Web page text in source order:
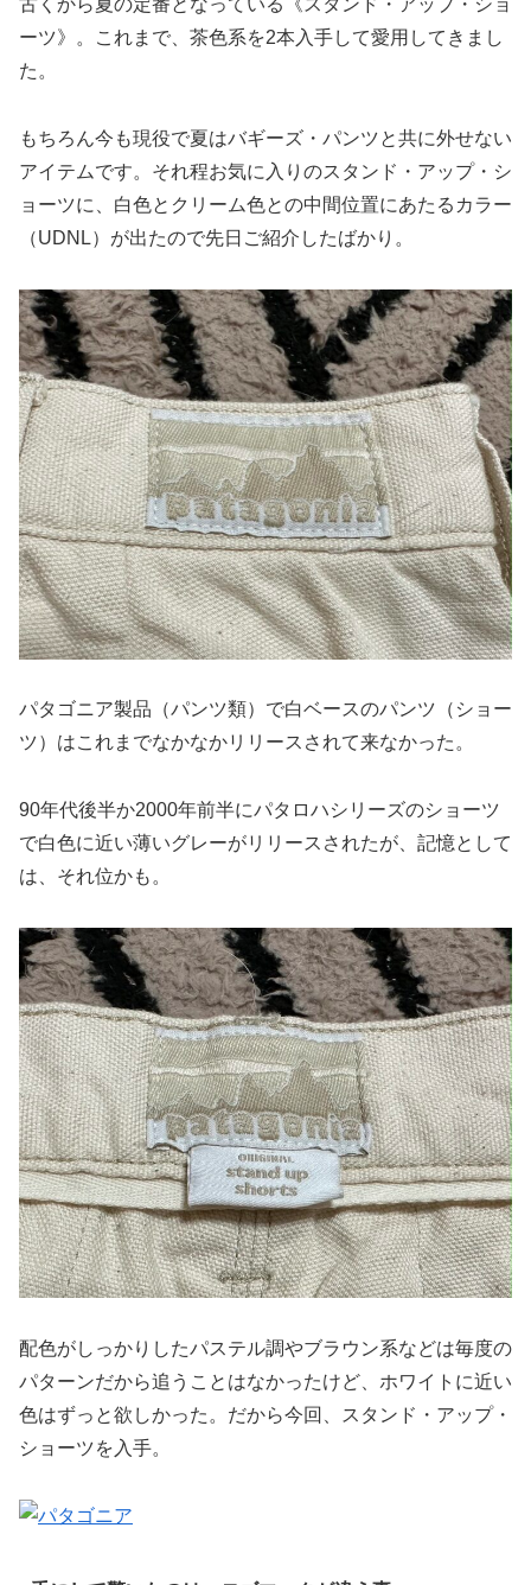
古くから夏の定番となっている《スタンド・アップ・ショ
ーツ》。これまで、茶色系を2本入手して愛用してきまし
た。
もちろん今も現役で夏はバギーズ・パンツと共に外せない
アイテムです。それ程お気に入りのスタンド・アップ・シ
ョーツに、白色とクリーム色との中間位置にあたるカラー
（UDNL）が出たので先日ご紹介したばかり。
パタゴニア製品（パンツ類）で白ベースのパンツ（ショー
ツ）はこれまでなかなかリリースされて来なかった。
90年代後半か2000年前半にパタロハシリーズのショーツ
で白色に近い薄いグレーがリリースされたが、記憶として
は、それ位かも。
配色がしっかりしたパステル調やブラウン系などは毎度の
パターンだから追うことはなかったけど、ホワイトに近い
色はずっと欲しかった。だから今回、スタンド・アップ・
ショーツを入手。